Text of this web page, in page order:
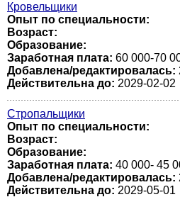
Кровельщики
Опыт по специальности:
Возраст:
Образование:
Заработная плата: 60 000-70
Добавлена/редактировалась:
Действительна до: 2029-02-02
Стропальщики
Опыт по специальности:
Возраст:
Образование:
Заработная плата: 40 000- 45
Добавлена/редактировалась:
Действительна до: 2029-05-01